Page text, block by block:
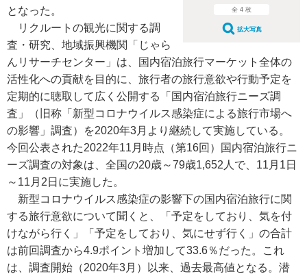
全 4 枚
拡大写真
となった。
リクルートの観光に関する調
査・研究、地域振興機関「じゃら
んリサーチセンター」は、国内宿泊旅行マーケット全体の
活性化への貢献を目的に、旅行者の旅行意欲や行動予定を
定期的に聴取して広く公開する「国内宿泊旅行ニーズ調
査」（旧称「新型コロナウイルス感染症による旅行市場へ
の影響」調査）を2020年3月より継続して実施している。
今回公表された2022年11月時点（第16回）国内宿泊旅行ニ
ーズ調査の対象は、全国の20歳～79歳1,652人で、11月1日
～11月2日に実施した。
新型コロナウイルス感染症の影響下の国内宿泊旅行に関
する旅行意欲について聞くと、「予定をしており、気を付
けながら行く」「予定をしており、気にせず行く」の合計
は前回調査から4.9ポイント増加して33.6％だった。これ
は、調査開始（2020年3月）以来、過去最高値となる。潜